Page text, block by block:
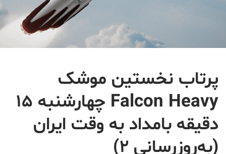
پرتاب نخستین موشک
Falcon Heavy چهارشنبه ۱۵
دقیقه بامداد به وقت ایران
(به‌روزرسانی ۲)